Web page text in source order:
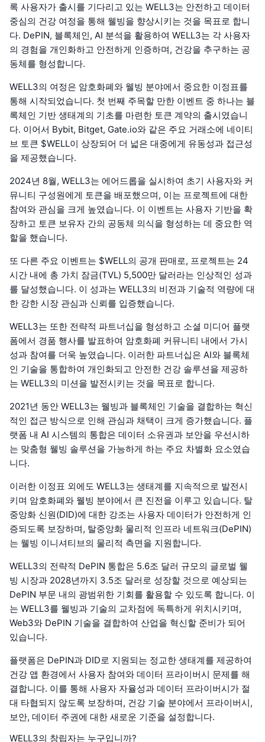
록 사용자가 출시를 기다리고 있는 WELL3는 안전하고 데이터
중심의 건강 여정을 통해 웰빙을 향상시키는 것을 목표로 합니
다. DePIN, 블록체인, AI 분석을 활용하여 WELL3는 각 사용자
의 경험을 개인화하고 안전하게 인증하며, 건강을 추구하는 공
동체를 형성합니다.
WELL3의 여정은 암호화폐와 웰빙 분야에서 중요한 이정표를
통해 시작되었습니다. 첫 번째 주목할 만한 이벤트 중 하나는 블
록체인 기반 생태계의 기초를 마련한 토큰 계약의 출시였습니
다. 이어서 Bybit, Bitget, Gate.io와 같은 주요 거래소에 네이티
브 토큰 $WELL이 상장되어 더 넓은 대중에게 유동성과 접근성
을 제공했습니다.
2024년 8월, WELL3는 에어드롭을 실시하여 초기 사용자와 커
뮤니티 구성원에게 토큰을 배포했으며, 이는 프로젝트에 대한
참여와 관심을 크게 높였습니다. 이 이벤트는 사용자 기반을 확
장하고 토큰 보유자 간의 공동체 의식을 형성하는 데 중요한 역
할을 했습니다.
또 다른 주요 이벤트는 $WELL의 공개 판매로, 프로젝트는 24
시간 내에 총 가치 잠금(TVL) 5,500만 달러라는 인상적인 성과
를 달성했습니다. 이 성과는 WELL3의 비전과 기술적 역량에 대
한 강한 시장 관심과 신뢰를 입증했습니다.
WELL3는 또한 전략적 파트너십을 형성하고 소셜 미디어 플랫
폼에서 경품 행사를 발표하여 암호화폐 커뮤니티 내에서 가시
성과 참여를 더욱 높였습니다. 이러한 파트너십은 AI와 블록체
인 기술을 통합하여 개인화되고 안전한 건강 솔루션을 제공하
는 WELL3의 미션을 발전시키는 것을 목표로 합니다.
2021년 동안 WELL3는 웰빙과 블록체인 기술을 결합하는 혁신
적인 접근 방식으로 인해 관심과 채택이 크게 증가했습니다. 플
랫폼 내 AI 시스템의 통합은 데이터 소유권과 보안을 우선시하
는 맞춤형 웰빙 솔루션을 가능하게 하는 주요 차별화 요소였습
니다.
이러한 이정표 외에도 WELL3는 생태계를 지속적으로 발전시
키며 암호화폐와 웰빙 분야에서 큰 진전을 이루고 있습니다. 탈
중앙화 신원(DID)에 대한 강조는 사용자 데이터가 안전하게 인
증되도록 보장하며, 탈중앙화 물리적 인프라 네트워크(DePIN)
는 웰빙 이니셔티브의 물리적 측면을 지원합니다.
WELL3의 전략적 DePIN 통합은 5.6조 달러 규모의 글로벌 웰
빙 시장과 2028년까지 3.5조 달러로 성장할 것으로 예상되는
DePIN 부문 내의 광범위한 기회를 활용할 수 있도록 합니다. 이
는 WELL3를 웰빙과 기술의 교차점에 독특하게 위치시키며,
Web3와 DePIN 기술을 결합하여 산업을 혁신할 준비가 되어
있습니다.
플랫폼은 DePIN과 DID로 지원되는 정교한 생태계를 제공하여
건강 앱 환경에서 사용자 참여와 데이터 프라이버시 문제를 해
결합니다. 이를 통해 사용자 자율성과 데이터 프라이버시가 절
대 타협되지 않도록 보장하며, 건강 기술 분야에서 프라이버시,
보안, 데이터 주권에 대한 새로운 기준을 설정합니다.
WELL3의 창립자는 누구입니까?